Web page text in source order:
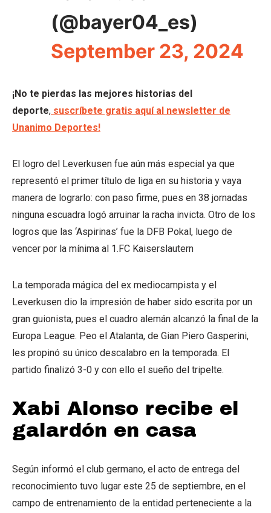
(@bayer04_es)
September 23, 2024
¡No te pierdas las mejores historias del
deporte, suscríbete gratis aquí al newsletter de
Unanimo Deportes!
El logro del Leverkusen fue aún más especial ya que
representó el primer título de liga en su historia y vaya
manera de lograrlo: con paso firme, pues en 38 jornadas
ninguna escuadra logó arruinar la racha invicta. Otro de los
logros que las ‘Aspirinas’ fue la DFB Pokal, luego de
vencer por la mínima al 1.FC Kaiserslautern
La temporada mágica del ex mediocampista y el
Leverkusen dio la impresión de haber sido escrita por un
gran guionista, pues el cuadro alemán alcanzó la final de la
Europa League. Peo el Atalanta, de Gian Piero Gasperini,
les propinó su único descalabro en la temporada. El
partido finalizó 3-0 y con ello el sueño del tripelte.
Xabi Alonso recibe el
galardón en casa
Según informó el club germano, el acto de entrega del
reconocimiento tuvo lugar este 25 de septiembre, en el
campo de entrenamiento de la entidad perteneciente a la